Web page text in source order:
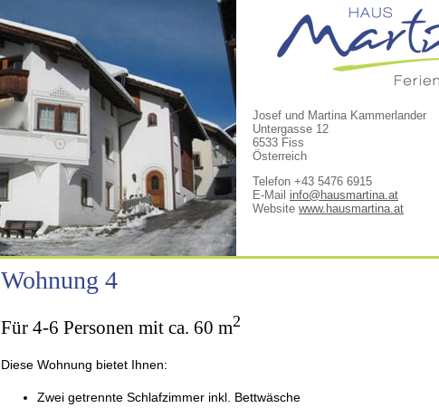
Josef und Martina Kammerlander
Untergasse 12
6533 Fiss
Österreich
Telefon +43 5476 6915
E-Mail info@hausmartina.at
Website www.hausmartina.at
Wohnung 4
Für 4-6 Personen mit ca. 60 m2
Diese Wohnung bietet Ihnen:
Zwei getrennte Schlafzimmer inkl. Bettwäsche